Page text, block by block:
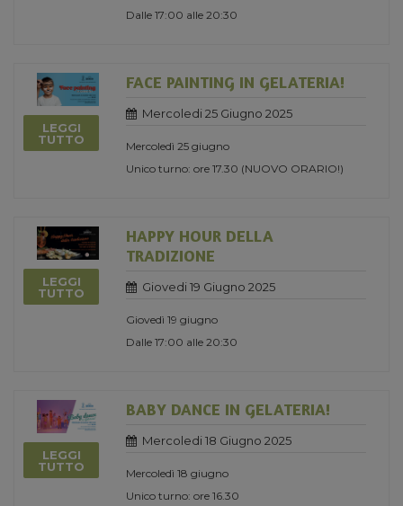
Dalle 17:00 alle 20:30
LEGGI
TUTTO
FACE PAINTING IN GELATERIA!
Mercoledi 25 Giugno 2025
Mercoledì 25 giugno
Unico turno: ore 17.30 (NUOVO ORARIO!)
LEGGI
TUTTO
HAPPY HOUR DELLA
TRADIZIONE
Giovedi 19 Giugno 2025
Giovedì 19 giugno
Dalle 17:00 alle 20:30
LEGGI
TUTTO
BABY DANCE IN GELATERIA!
Mercoledi 18 Giugno 2025
Mercoledì 18 giugno
Unico turno: ore 16.30